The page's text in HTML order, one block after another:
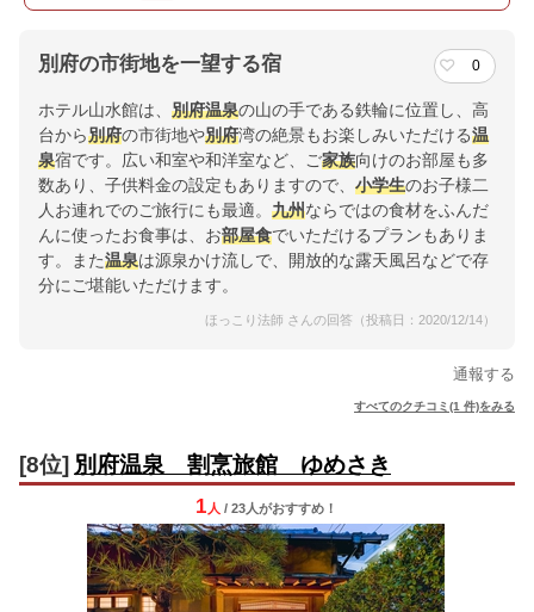
別府の市街地を一望する宿 0
ホテル山水館は、 別府温泉の山の手である鉄輪に位置し、高
台から別府の市街地や別府湾の絶景もお楽しみいただける温
泉宿です。広い和室や和洋室など、ご家族向けのお部屋も多
数あり、子供料金の設定もありますので、 小学生のお子様二
人お連れでのご旅行にも最適。 九州ならではの食材をふんだ
んに使ったお食事は、お部屋食でいただけるプランもありま
す。また温泉は源泉かけ流しで、開放的な露天風呂などで存
分にご堪能いただけます。
ほっこり法師 さんの回答（投稿日：2020/12/14）
通報する
すべてのクチコミ(1 件)をみる
[8位] 別府温泉 割烹旅館 ゆめさき
1 人 / 23人がおすすめ！